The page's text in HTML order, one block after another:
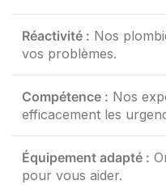
Réactivité : Nos
vos problèmes.
Compétence : Nos
efficacement les
Équipement adapté :
pour vous aider.